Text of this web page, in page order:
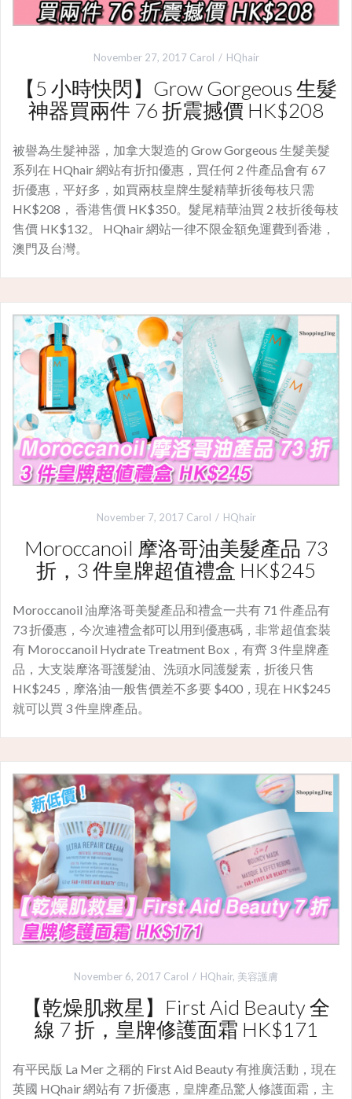
November 27, 2017 Carol HQhair
【5 小時快閃】Grow Gorgeous 生髮
神器買兩件 76 折震撼價 HK$208
被譽為生髮神器，加拿大製造的 Grow Gorgeous 生髮美髮
系列在 HQhair 網站有折扣優惠，買任何 2 件產品會有 67
折優惠，平好多，如買兩枝皇牌生髮精華折後每枝只需
HK$208， 香港售價 HK$350。髮尾精華油買 2 枝折後每枝
售價 HK$132。 HQhair 網站一律不限金額免運費到香港，
澳門及台灣。
November 7, 2017 Carol HQhair
Moroccanoil 摩洛哥油美髮產品 73
折，3 件皇牌超值禮盒 HK$245
Moroccanoil 油摩洛哥美髮產品和禮盒一共有 71 件產品有
73 折優惠，今次連禮盒都可以用到優惠碼，非常超值套裝
有 Moroccanoil Hydrate Treatment Box，有齊 3 件皇牌產
品，大支裝摩洛哥護髮油、洗頭水同護髮素，折後只售
HK$245，摩洛油一般售價差不多要 $400，現在 HK$245
就可以買 3 件皇牌產品。
November 6, 2017 Carol HQhair, 美容護膚
【乾燥肌救星】First Aid Beauty 全
線 7 折，皇牌修護面霜 HK$171
有平民版 La Mer 之稱的 First Aid Beauty 有推廣活動，現在
英國 HQhair 網站有 7 折優惠，皇牌產品驚人修護面霜，主